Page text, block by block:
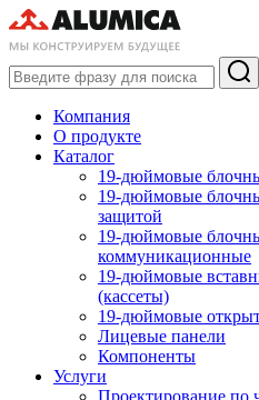
Компания
О продукте
Каталог
19-дюймовые
19-дюймовые
защитой
19-дюймовые
коммуникационные
19-дюймовые
(кассеты)
19-дюймовые
Лицевые панели
Компоненты
Услуги
Проектирование по